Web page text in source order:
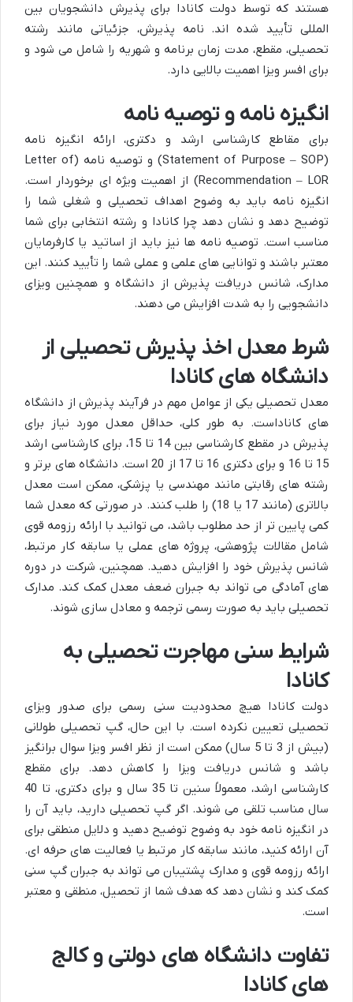
هستند که توسط دولت کانادا برای پذیرش دانشجویان بین
المللی تأیید شده اند. نامه پذیرش، جزئیاتی مانند رشته
تحصیلی، مقطع، مدت زمان برنامه و شهریه را شامل می شود و
برای افسر ویزا اهمیت بالایی دارد.
انگیزه نامه و توصیه نامه
برای مقاطع کارشناسی ارشد و دکتری، ارائه انگیزه نامه
(Statement of Purpose – SOP) و توصیه نامه (Letter of
Recommendation – LOR) از اهمیت ویژه ای برخوردار است.
انگیزه نامه باید به وضوح اهداف تحصیلی و شغلی شما را
توضیح دهد و نشان دهد چرا کانادا و رشته انتخابی برای شما
مناسب است. توصیه نامه ها نیز باید از اساتید یا کارفرمایان
معتبر باشند و توانایی های علمی و عملی شما را تأیید کنند. این
مدارک، شانس دریافت پذیرش از دانشگاه و همچنین ویزای
دانشجویی را به شدت افزایش می دهند.
شرط معدل اخذ پذیرش تحصیلی از
دانشگاه های کانادا
معدل تحصیلی یکی از عوامل مهم در فرآیند پذیرش از دانشگاه
های کاناداست. به طور کلی، حداقل معدل مورد نیاز برای
پذیرش در مقطع کارشناسی بین 14 تا 15، برای کارشناسی ارشد
15 تا 16 و برای دکتری 16 تا 17 از 20 است. دانشگاه های برتر و
رشته های رقابتی مانند مهندسی یا پزشکی، ممکن است معدل
بالاتری (مانند 17 یا 18) را طلب کنند. در صورتی که معدل شما
کمی پایین تر از حد مطلوب باشد، می توانید با ارائه رزومه قوی
شامل مقالات پژوهشی، پروژه های عملی یا سابقه کار مرتبط،
شانس پذیرش خود را افزایش دهید. همچنین، شرکت در دوره
های آمادگی می تواند به جبران ضعف معدل کمک کند. مدارک
تحصیلی باید به صورت رسمی ترجمه و معادل سازی شوند.
شرایط سنی مهاجرت تحصیلی به
کانادا
دولت کانادا هیچ محدودیت سنی رسمی برای صدور ویزای
تحصیلی تعیین نکرده است. با این حال، گپ تحصیلی طولانی
(بیش از 3 تا 5 سال) ممکن است از نظر افسر ویزا سوال برانگیز
باشد و شانس دریافت ویزا را کاهش دهد. برای مقطع
کارشناسی ارشد، معمولاً سنین تا 35 سال و برای دکتری، تا 40
سال مناسب تلقی می شوند. اگر گپ تحصیلی دارید، باید آن را
در انگیزه نامه خود به وضوح توضیح دهید و دلایل منطقی برای
آن ارائه کنید، مانند سابقه کار مرتبط یا فعالیت های حرفه ای.
ارائه رزومه قوی و مدارک پشتیبان می تواند به جبران گپ سنی
کمک کند و نشان دهد که هدف شما از تحصیل، منطقی و معتبر
است.
تفاوت دانشگاه های دولتی و کالج
های کانادا